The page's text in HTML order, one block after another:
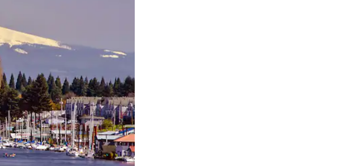
o explorá deslizando el dedo.